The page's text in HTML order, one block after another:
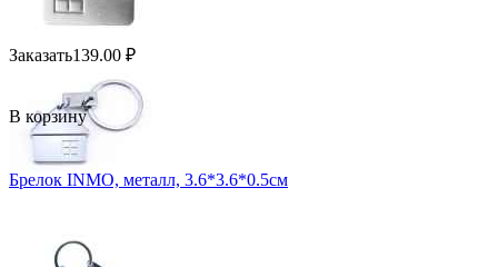
Заказать139.00 ₽
В корзину
Брелок INMO, металл, 3.6*3.6*0.5см